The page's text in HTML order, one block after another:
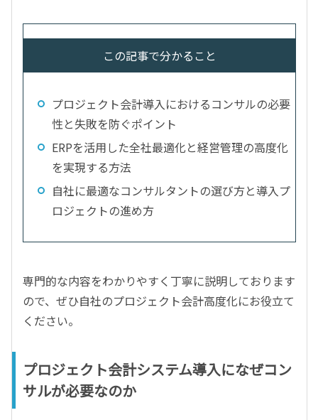
この記事で分かること
プロジェクト会計導入におけるコンサルの必要
性と失敗を防ぐポイント
ERPを活用した全社最適化と経営管理の高度化
を実現する方法
自社に最適なコンサルタントの選び方と導入プ
ロジェクトの進め方
専門的な内容をわかりやすく丁寧に説明しております
ので、ぜひ自社のプロジェクト会計高度化にお役立て
ください。
プロジェクト会計システム導入になぜコン
サルが必要なのか